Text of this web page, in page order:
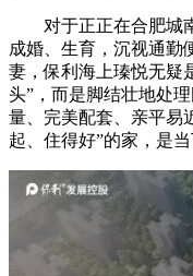
对于正正在合肥城
成婚、生育，沉视通勤
妻，保利海上瑧悦无疑
头”，而是脚结壮地处
量、完美配套、亲平易
起、住得好”的家，是